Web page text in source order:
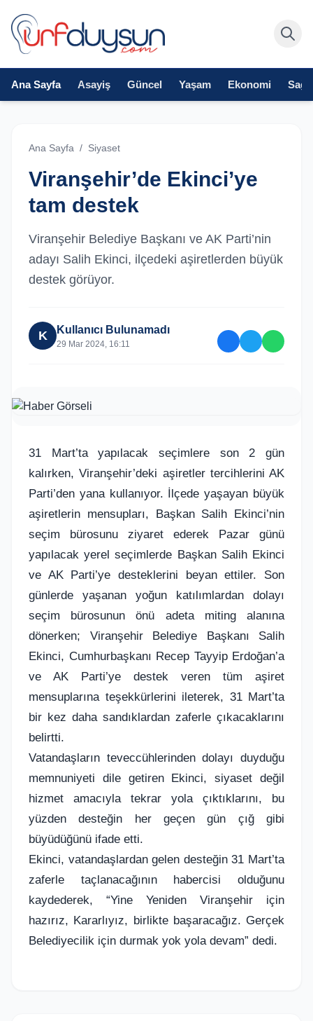
Ana Sayfa Asayiş Güncel Yaşam Ekonomi
Ana Sayfa / Siyaset
Viranşehir’de Ekinci’ye
tam destek
Viranşehir Belediye Başkanı ve AK Parti’nin
adayı Salih Ekinci, ilçedeki aşiretlerden büyük
destek görüyor.
K Kullanıcı Bulunamadı
29 Mar 2024, 16:11
31 Mart’ta yapılacak seçimlere son 2 gün
kalırken, Viranşehir’deki aşiretler tercihlerini AK
Parti’den yana kullanıyor. İlçede yaşayan büyük
aşiretlerin mensupları, Başkan Salih Ekinci’nin
seçim bürosunu ziyaret ederek Pazar günü
yapılacak yerel seçimlerde Başkan Salih Ekinci
ve AK Parti’ye desteklerini beyan ettiler. Son
günlerde yaşanan yoğun katılımlardan dolayı
seçim bürosunun önü adeta miting alanına
dönerken; Viranşehir Belediye Başkanı Salih
Ekinci, Cumhurbaşkanı Recep Tayyip Erdoğan’a
ve AK Parti’ye destek veren tüm aşiret
mensuplarına teşekkürlerini ileterek, 31 Mart’ta
bir kez daha sandıklardan zaferle çıkacaklarını
belirtti.
Vatandaşların teveccühlerinden dolayı duyduğu
memnuniyeti dile getiren Ekinci, siyaset değil
hizmet amacıyla tekrar yola çıktıklarını, bu
yüzden desteğin her geçen gün çığ gibi
büyüdüğünü ifade etti.
Ekinci, vatandaşlardan gelen desteğin 31 Mart’ta
zaferle taçlanacağının habercisi olduğunu
kaydederek, “Yine Yeniden Viranşehir için
hazırız, Kararlıyız, birlikte başaracağız. Gerçek
Belediyecilik için durmak yok yola devam” dedi.